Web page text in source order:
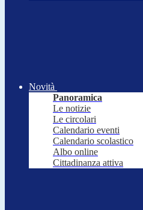
Novità
Panoramica
Le notizie
Le circolari
Calendario eventi
Calendario scolastico
Albo online
Cittadinanza attiva